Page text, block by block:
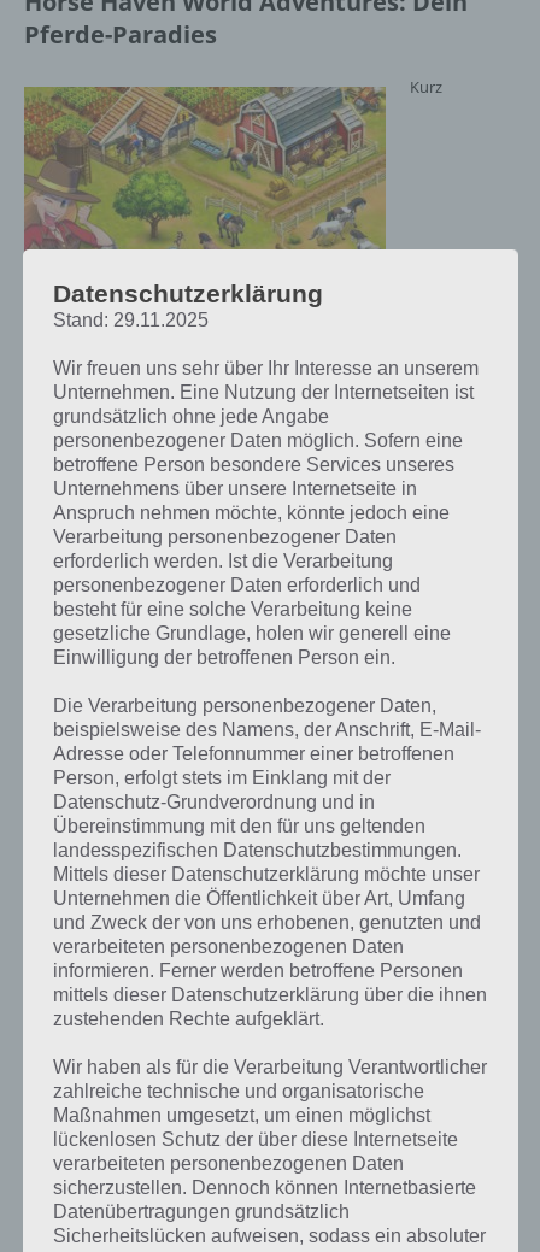
Pferde-Paradies
Screenshot – (c) Ubisoft
Kurz
zusammengefasst gilt es bei Horse Haven World Adventures sein
eigenes Pferde-Paradies zu erschaffen. Zu Beginn des Spiels wird
man dabei in die Grundlagen eingeführt. So gilt es die Pferdeställe
auf Vordermann zu bringen, Farmen anzulegen und auf dieser
Pflanzen anzubauen. Nur so bekommt man beispielsweise das
Futter für die Pferde.
Damit man auch im weiteren Spielverlauf von Horse Haven stets
weiß, was zu tun ist, gibt es zahlreiche Missionen, die bei Erfüllung
auch immer eine Belohnung einbringen. Sein Gestüt kann man
jedoch so aufbauen, wie es einem am besten gefällt.
Spiele mit deinen Freunden
Natürlich muss man Horse Haven nicht alleine spielen. So kann man
sich mit seinen Freunde verbinden und deren Gestüt anschauen.
Weiterhin kann man seine Freunde auch herausfordern und so die
täglichen Bestenlisten erklimmen.
Trailer zu Horse Haven World Adventures
Zum Abschluss haben wir hier dann noch einen Trailer zu Horse
Haven World Adventures, sodass du dir einen besseren Eindruck
offiziellen Video Trailer, der auch zahlreiche Spieleszenen beinhaltet.
Hier das Video:
Datenschutzerklärung
Stand: 29.11.2025
Wir freuen uns sehr über Ihr Interesse an unserem
Unternehmen. Eine Nutzung der Internetseiten ist
grundsätzlich ohne jede Angabe
personenbezogener Daten möglich. Sofern eine
betroffene Person besondere Services unseres
Unternehmens über unsere Internetseite in
Anspruch nehmen möchte, könnte jedoch eine
Verarbeitung personenbezogener Daten
erforderlich werden. Ist die Verarbeitung
personenbezogener Daten erforderlich und
besteht für eine solche Verarbeitung keine
gesetzliche Grundlage, holen wir generell eine
Einwilligung der betroffenen Person ein.
Die Verarbeitung personenbezogener Daten,
beispielsweise des Namens, der Anschrift, E-Mail-
Adresse oder Telefonnummer einer betroffenen
Person, erfolgt stets im Einklang mit der
Datenschutz-Grundverordnung und in
Übereinstimmung mit den für uns geltenden
landesspezifischen Datenschutzbestimmungen.
Mittels dieser Datenschutzerklärung möchte unser
Unternehmen die Öffentlichkeit über Art, Umfang
und Zweck der von uns erhobenen, genutzten und
verarbeiteten personenbezogenen Daten
informieren. Ferner werden betroffene Personen
mittels dieser Datenschutzerklärung über die ihnen
zustehenden Rechte aufgeklärt.
Wir haben als für die Verarbeitung Verantwortlicher
zahlreiche technische und organisatorische
Maßnahmen umgesetzt, um einen möglichst
lückenlosen Schutz der über diese Internetseite
verarbeiteten personenbezogenen Daten
sicherzustellen. Dennoch können Internetbasierte
Datenübertragungen grundsätzlich
Sicherheitslücken aufweisen, sodass ein absoluter